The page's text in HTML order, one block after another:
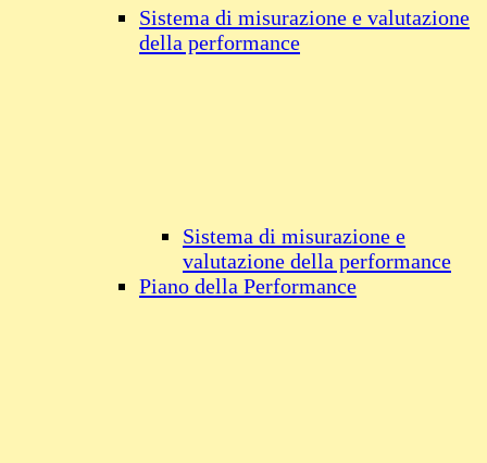
Sistema di misurazione e valutazione
della performance
Sistema di misurazione e
valutazione della performance
Piano della Performance